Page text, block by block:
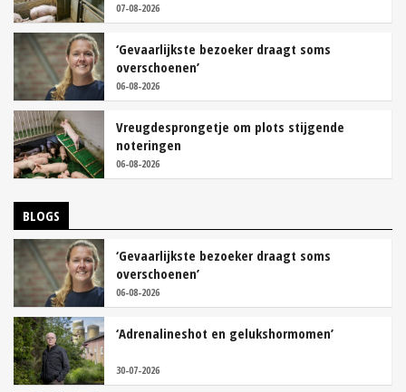
07-08-2026
‘Gevaarlijkste bezoeker draagt soms
overschoenen’
06-08-2026
Vreugdesprongetje om plots stijgende
noteringen
06-08-2026
BLOGS
‘Gevaarlijkste bezoeker draagt soms
overschoenen’
06-08-2026
‘Adrenalineshot en gelukshormomen’
30-07-2026